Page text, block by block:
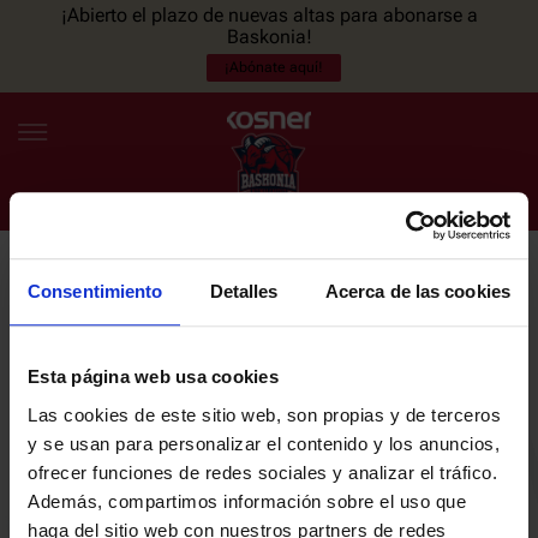
Consentimiento Detalles Acerca de las cookies
Esta página web usa cookies
Las cookies de este sitio web, son propias y de terceros
y se usan para personalizar el contenido y los anuncios,
ofrecer funciones de redes sociales y analizar el tráfico.
Además, compartimos información sobre el uso que
haga del sitio web con nuestros partners de redes
¡Abierto el plazo de nuevas altas para abonarse a
Baskonia!
¡Abónate aquí!
ES EU
NOTICIAS
PLANTILLA
ENTRADAS
NEWSLETTER
últimas noticias y promociones del club.
Email
He leído y acepto laPolítica de privacidaddel SASKI BASKONIA